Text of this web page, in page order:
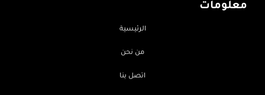
معلومات
الرئيسية
من نحن
اتصل بنا